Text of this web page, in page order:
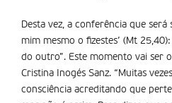
Desta vez, a conferência que será
mim mesmo o fizestes’ (Mt
do outro”. Este momento vai ser
Cristina Inogés Sanz. “Muitas
consciência acreditando que